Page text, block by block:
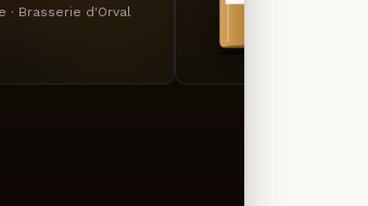
· Brasserie d'Orval